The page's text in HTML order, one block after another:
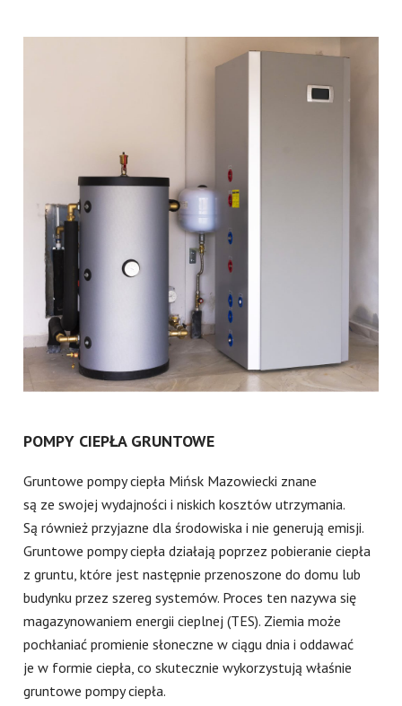
POMPY CIEPŁA GRUNTOWE
Gruntowe pompy ciepła Mińsk Mazowiecki znane
są ze swojej wydajności i niskich kosztów utrzymania.
Są również przyjazne dla środowiska i nie generują emisji.
Gruntowe pompy ciepła działają poprzez pobieranie ciepła
z gruntu, które jest następnie przenoszone do domu lub
budynku przez szereg systemów. Proces ten nazywa się
magazynowaniem energii cieplnej (TES). Ziemia może
pochłaniać promienie słoneczne w ciągu dnia i oddawać
je w formie ciepła, co skutecznie wykorzystują właśnie
gruntowe pompy ciepła.